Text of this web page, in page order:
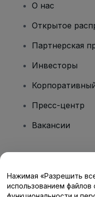
О нас
Открытое
Партнерская
Инвесторы
Пресс-центр
Вакансии
Центр помощи
Нажимая «Разрешить
использованием